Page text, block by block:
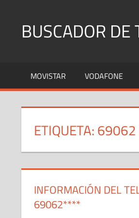
contenidoBUSCADOR DE
Fijos
y
MOVISTAR VODAFONE
ETIQUETA:69062
INFORMACIÓN DEL
69062****